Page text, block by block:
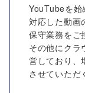
YouTubeを始
対応した動画
保守業務をご
その他にクラ
営しており、
させていただ